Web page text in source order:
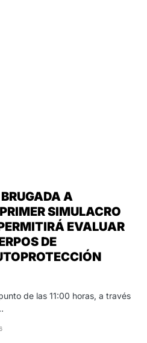
A
SIMULACRO
EVALUAR
DE
de las 11:00 horas, a través